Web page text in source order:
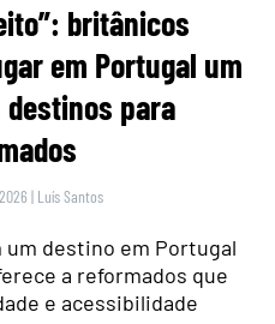
britânicos
em Portugal um
para
| Luís Santos
destino em Portugal
a reformados que
e acessibilidade